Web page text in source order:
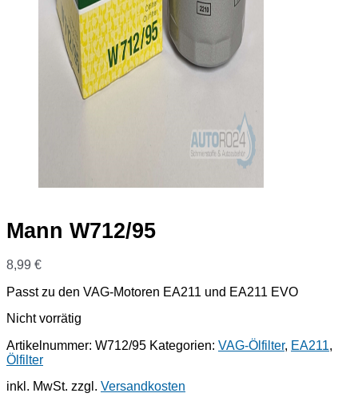
Mann W712/95
8,99 €
Passt zu den VAG-Motoren EA211 und EA211 EVO
Nicht vorrätig
Artikelnummer: W712/95 Kategorien: VAG-Ölfilter, EA211,
Ölfilter
inkl. MwSt. zzgl. Versandkosten